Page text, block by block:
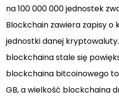
na 100 000 000 jednostek
Blockchain zawiera zapisy o
jednostki danej
blockchaina stale się
blockchaina bitcoinowego
GB, a wielkość blockchaina